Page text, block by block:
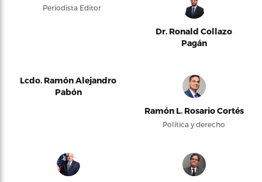
Periodista Editor
Dr. Ronald Collazo
Pagán
Lcdo. Ramón Alejandro
Pabón
Ramón L. Rosario Cortés
Política y derecho